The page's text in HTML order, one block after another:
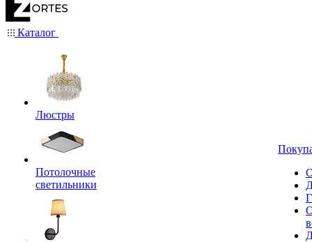
Каталог
Люстры
Потолочные
светильники